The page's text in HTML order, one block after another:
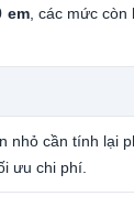
em, các mức còn
nhỏ cần tính lại
ưu chi phí.